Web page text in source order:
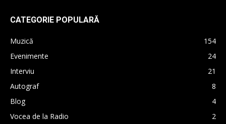
CATEGORIE POPULARĂ
Muzică
154
Evenimente
24
Interviu
21
Autograf
8
Blog
4
Vocea de la Radio
2